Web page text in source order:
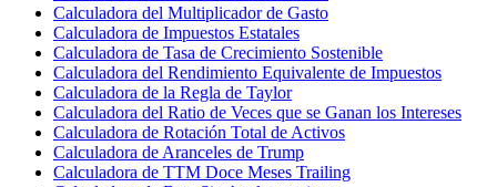
Calculadora del Multiplicador de Gasto
Calculadora de Impuestos Estatales
Calculadora de Tasa de Crecimiento Sostenible
Calculadora del Rendimiento Equivalente de Impuestos
Calculadora de la Regla de Taylor
Calculadora del Ratio de Veces que se Ganan los Intereses
Calculadora de Rotación Total de Activos
Calculadora de Aranceles de Trump
Calculadora de TTM Doce Meses Trailing